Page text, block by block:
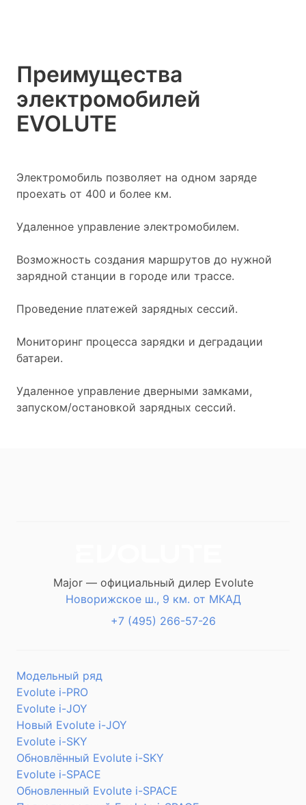
Преимущества
электромобилей
EVOLUTE
Электромобиль позволяет на одном заряде
проехать от 400 и более км.
Удаленное управление электромобилем.
Возможность создания маршрутов до нужной
зарядной станции в городе или трассе.
Проведение платежей зарядных сессий.
Мониторинг процесса зарядки и деградации
батареи.
Удаленное управление дверными замками,
запуском/остановкой зарядных сессий.
Major — официальный дилер Evolute
Новорижское ш., 9 км. от МКАД
+7 (495) 266-57-26
Модельный ряд
Evolute i-PRO
Evolute i-JOY
Новый Evolute i-JOY
Evolute i-SKY
Обновлённый Evolute i-SKY
Evolute i-SPACE
Обновленный Evolute i-SPACE